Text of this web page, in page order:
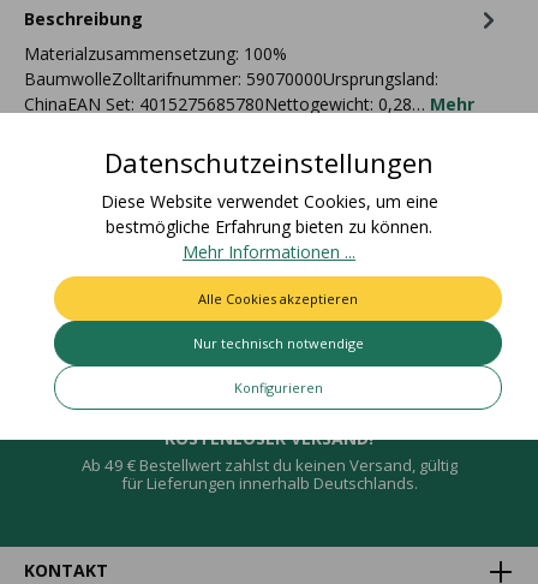
Beschreibung
Materialzusammensetzung: 100%
BaumwolleZolltarifnummer: 59070000Ursprungsland:
ChinaEAN Set: 4015275685780Nettogewicht: 0,28… Mehr
Deine Vorteile
KOSTENLOSER VERSAND!
Ab 49 € Bestellwert zahlst du keinen Versand, gültig
für Lieferungen innerhalb Deutschlands.
KONTAKT
Datenschutzeinstellungen
Diese Website verwendet Cookies, um eine
bestmögliche Erfahrung bieten zu können.
Mehr Informationen ...
Nur technisch notwendige
Konfigurieren
Alle Cookies akzeptieren